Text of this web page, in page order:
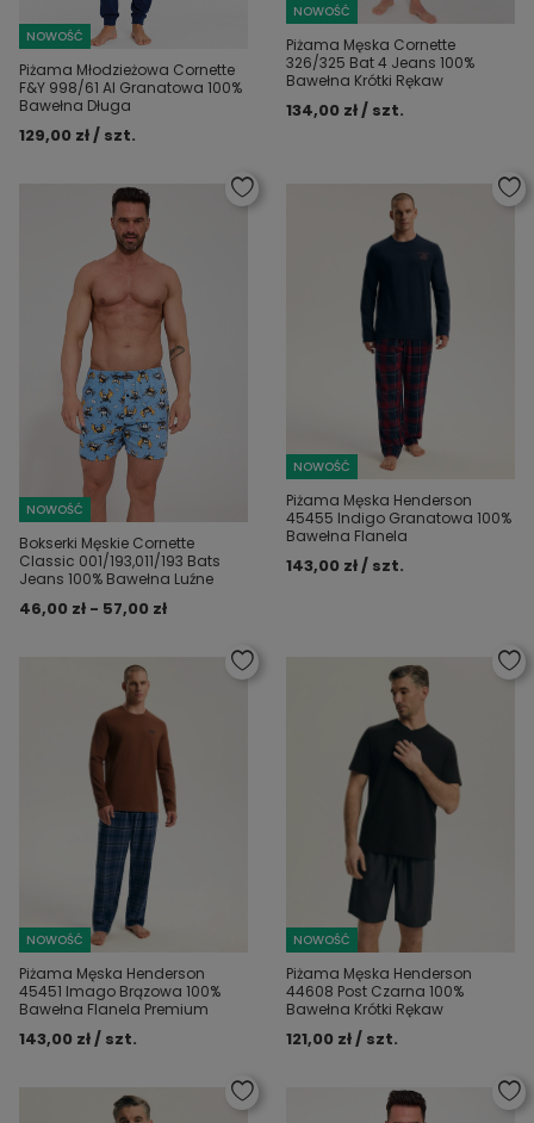
NOWOŚĆ
Piżama Młodzieżowa Cornette
F&Y 998/61 AI Granatowa 100%
Bawełna Długa
129,00 zł / szt.
NOWOŚĆ
Piżama Męska Cornette
326/325 Bat 4 Jeans 100%
Bawełna Krótki Rękaw
134,00 zł / szt.
NOWOŚĆ
Bokserki Męskie Cornette
Classic 001/193,011/193 Bats
Jeans 100% Bawełna Luźne
46,00 zł - 57,00 zł
NOWOŚĆ
Piżama Męska Henderson
45455 Indigo Granatowa 100%
Bawełna Flanela
143,00 zł / szt.
NOWOŚĆ
Piżama Męska Henderson
45451 Imago Brązowa 100%
Bawełna Flanela Premium
143,00 zł / szt.
NOWOŚĆ
Piżama Męska Henderson
44608 Post Czarna 100%
Bawełna Krótki Rękaw
121,00 zł / szt.